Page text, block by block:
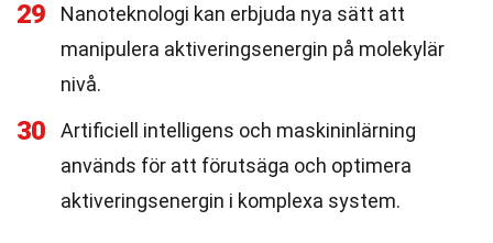
29
Nanoteknologi kan erbjuda nya sätt att
manipulera aktiveringsenergin på molekylär
nivå.
30
Artificiell intelligens och maskininlärning
används för att förutsäga och optimera
aktiveringsenergin i komplexa system.